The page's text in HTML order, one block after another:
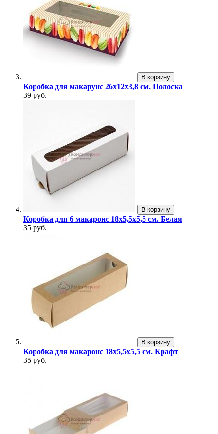
В корзину
Коробка для макарунс 26х12х3,8 см. Полоска
39 руб.
В корзину
Коробка для 6 макаронс 18х5,5х5,5 см. Белая
35 руб.
В корзину
Коробка для макаронс 18х5,5х5,5 см. Крафт
35 руб.